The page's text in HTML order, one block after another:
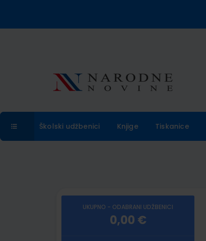
Školski udžbenici Knjige Tiskanice
UKUPNO - ODABRANI UDŽBENICI
0,00 €